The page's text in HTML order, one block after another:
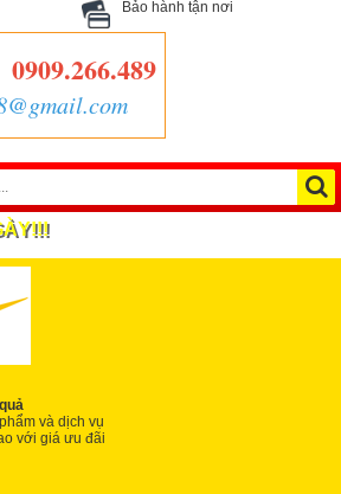
Bảo hành tận nơi
0909.266.489
và dịch vụ
với giá ưu đãi